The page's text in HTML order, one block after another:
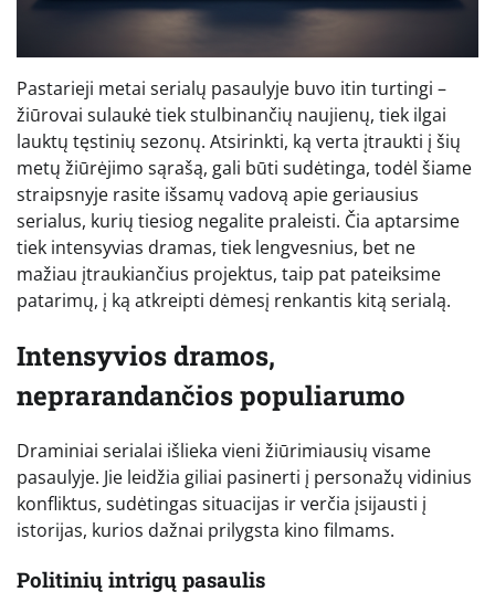
Pastarieji metai serialų pasaulyje buvo itin turtingi –
žiūrovai sulaukė tiek stulbinančių naujienų, tiek ilgai
lauktų tęstinių sezonų. Atsirinkti, ką verta įtraukti į šių
metų žiūrėjimo sąrašą, gali būti sudėtinga, todėl šiame
straipsnyje rasite išsamų vadovą apie geriausius
serialus, kurių tiesiog negalite praleisti. Čia aptarsime
tiek intensyvias dramas, tiek lengvesnius, bet ne
mažiau įtraukiančius projektus, taip pat pateiksime
patarimų, į ką atkreipti dėmesį renkantis kitą serialą.
Intensyvios dramos,
neprarandančios populiarumo
Draminiai serialai išlieka vieni žiūrimiausių visame
pasaulyje. Jie leidžia giliai pasinerti į personažų vidinius
konfliktus, sudėtingas situacijas ir verčia įsijausti į
istorijas, kurios dažnai prilygsta kino filmams.
Politinių intrigų pasaulis